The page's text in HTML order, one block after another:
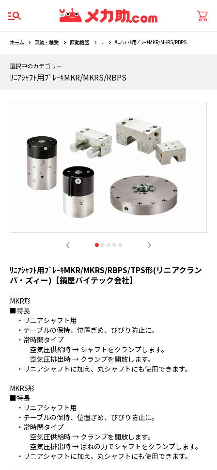
ホーム 直動・軸受 直動機器 ... ﾘﾆｱｼｬﾌﾄ用ﾌﾞﾚｰｷMKR/MKRS/RBPS
選択中のカテゴリー
ﾘﾆｱｼｬﾌﾄ用ﾌﾞﾚｰｷMKR/MKRS/RBPS
ﾘﾆｱｼｬﾌﾄ用ﾌﾞﾚｰｷMKR/MKRS/RBPS/TPS形(リニアクラン
パ・ズィー)【鍋屋バイテック会社】
MKR形
■特長
・リニアシャフト用
・テーブルの保持、位置ぎめ、びびり防止に。
・常時開タイプ
空気圧供給時 → シャフトをクランプします。
空気圧排出時 → クランプを開放します。
・リニアシャフトに加え、丸シャフトにも使用できます。
MKRS形
■特長
・リニアシャフト用
・テーブルの保持、位置ぎめ、びびり防止に。
・常時閉タイプ
空気圧供給時 → クランプを開放します。
空気圧排出時 → ばねの力でシャフトをクランプします。
・リニアシャフトに加え、丸シャフトにも使用できます。